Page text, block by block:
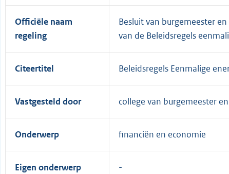
Officiële naam
regeling
Besluit van burgemeester
van de Beleidsregels
Citeertitel Beleidsregels Eenmalige
Vastgesteld door college van burgemeester
Onderwerp financiën en economie
Eigen onderwerp